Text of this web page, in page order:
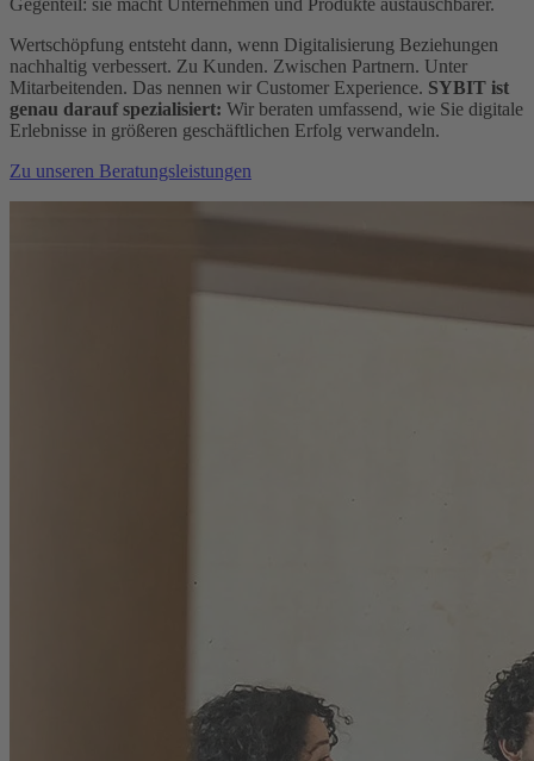
Wertschöpfung entsteht dann, wenn Digitalisierung Beziehungen
nachhaltig verbessert. Zu Kunden. Zwischen Partnern. Unter
Mitarbeitenden. Das nennen wir Customer Experience. SYBIT ist
genau darauf spezialisiert: Wir beraten umfassend, wie Sie digitale
Erlebnisse in größeren geschäftlichen Erfolg verwandeln.
Zu unseren Beratungsleistungen